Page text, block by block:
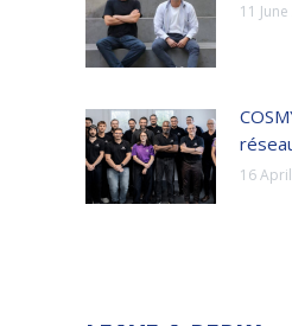
11
16